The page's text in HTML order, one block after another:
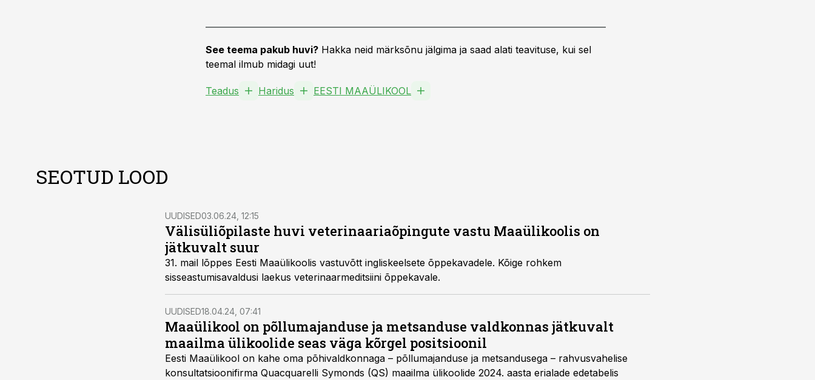
See teema pakub huvi? Hakka neid märksõnu jälgima ja saad alati teavituse, kui sel
teemal ilmub midagi uut!
Teadus Haridus EESTI MAAÜLIKOOL
SEOTUD LOOD
UUDISED03.06.24, 12:15
Välisüliõpilaste huvi veterinaariaõpingute vastu Maaülikoolis on
jätkuvalt suur
31. mail lõppes Eesti Maaülikoolis vastuvõtt ingliskeelsete õppekavadele. Kõige rohkem
sisseastumisavaldusi laekus veterinaarmeditsiini õppekavale.
UUDISED18.04.24, 07:41
Maaülikool on põllumajanduse ja metsanduse valdkonnas jätkuvalt
maailma ülikoolide seas väga kõrgel positsioonil
Eesti Maaülikool on kahe oma põhivaldkonnaga – põllumajanduse ja metsandusega – rahvusvahelise
konsultatsioonifirma Quacquarelli Symonds (QS) maailma ülikoolide 2024. aasta erialade edetabelis